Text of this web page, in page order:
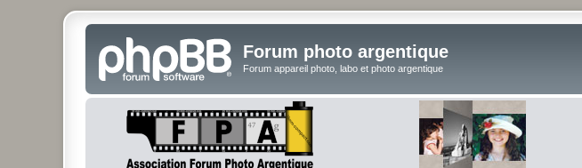
Forum photo argentique
Forum appareil photo, labo et photo argentique